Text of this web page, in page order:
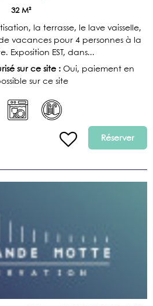
32 M²
la terrasse, le lave vaisselle,
vacances pour 4 personnes à la
Exposition EST, dans...
sur ce site : Oui, paiement en
sur ce site
Réserver